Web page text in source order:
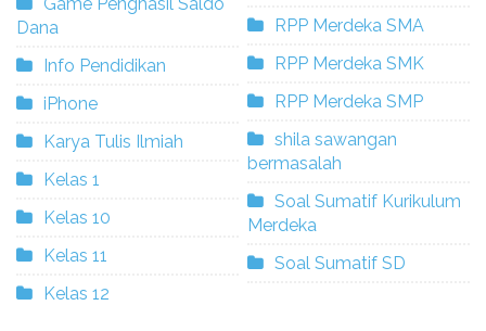
Dana
Info Pendidikan
iPhone
Karya Tulis Ilmiah
Kelas 1
Kelas 10
Kelas 11
Kelas 12
RPP Merdeka SMA
RPP Merdeka SMK
RPP Merdeka SMP
shila sawangan
bermasalah
Soal Sumatif Kurikulum
Merdeka
Soal Sumatif SD